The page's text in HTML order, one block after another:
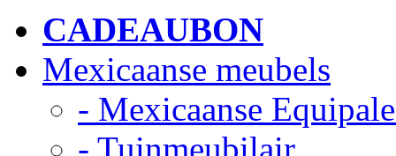
CADEAUBON
Mexicaanse meubels
- Mexicaanse
- Tuinmeubilair